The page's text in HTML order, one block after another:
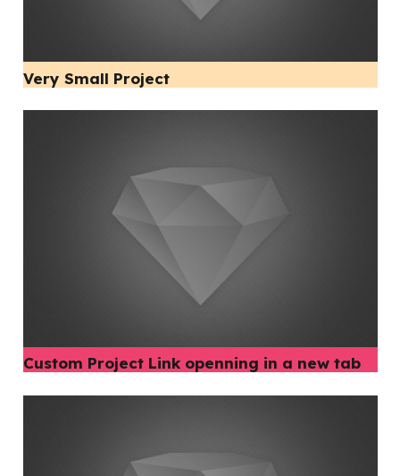
Very Small Project
Custom Project Link openning in a new tab